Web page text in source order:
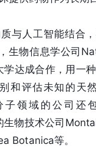
与人工智能结合
生物信息学公司
学达成合作，用一
和评估未知的天
子领域的公司还
生物技术公司
Botanica等。